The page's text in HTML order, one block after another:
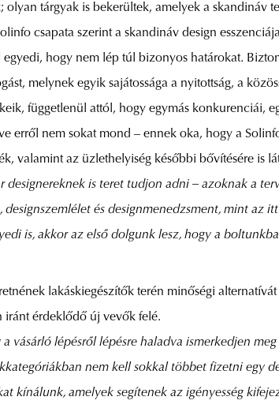
olyan tárgyak is bekerültek, amelyek a skandináv
csapata szerint a skandináv design
hogy nem lép túl bizonyos határokat.
melynek egyik sajátossága a nyitottság, a
függetlenül attól, hogy egymás konkurenciái,
erről nem sokat mond – ennek oka, hogy a
valamint az üzlethelyiség későbbi bővítésére is
designereknek is teret tudjon adni – azoknak a
és designmenedzsment, mint az
is, akkor az első dolgunk lesz, hogy a
lakáskiegészítők terén minőségi
iránt érdeklődő új vevők felé.
vásárló lépésről lépésre haladva ismerkedjen
nem kell sokkal többet fizetni egy
kínálunk, amelyek segítenek az igényesség